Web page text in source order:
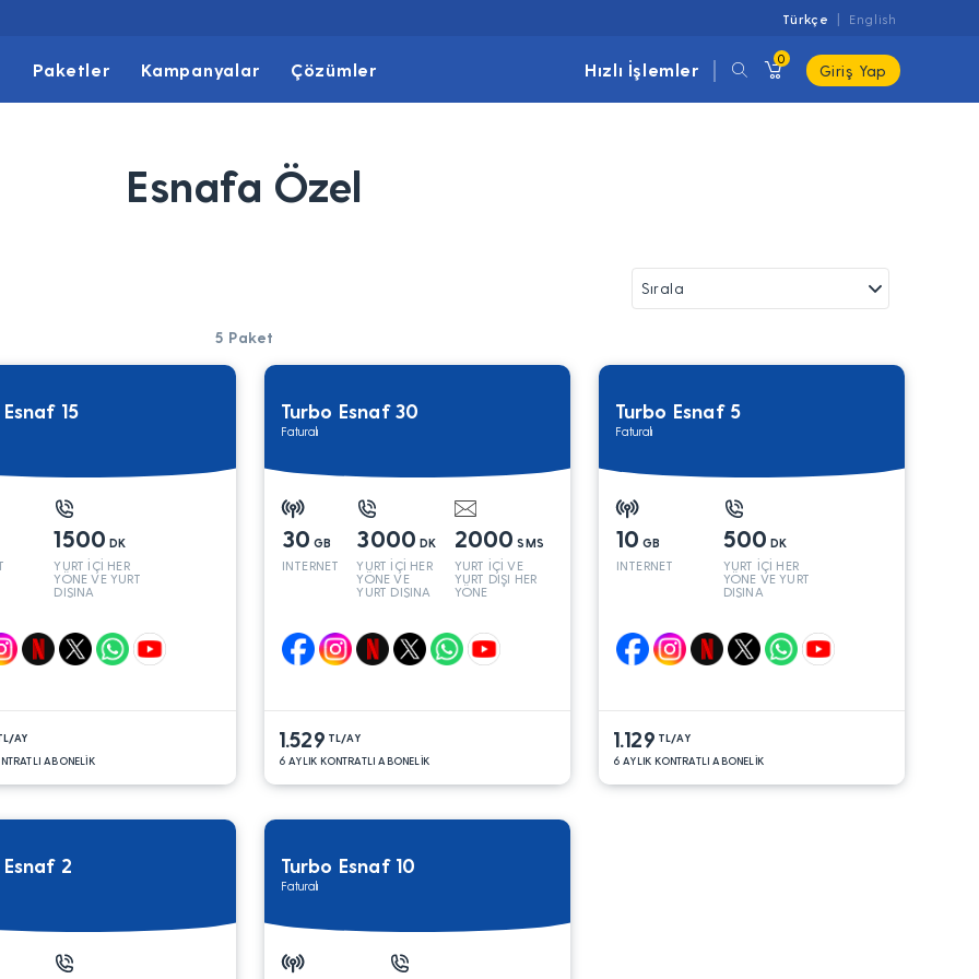
Türkçe English
Paketler Kampanyalar Çözümler Hızlı İşlemler
0
Giriş Yap
Esnafa Özel
5 Paket
15
1500 DK
YURT İÇİ HER
YÖNE VE YURT
DIŞINA
AY
ABONELİK
Turbo Esnaf 30
Faturalı
30 GB
INTERNET
3000 DK
YURT İÇİ HER
YÖNE VE
YURT DIŞINA
2000 SMS
YURT İÇİ VE
YURT DIŞI HER
YÖNE
1.529 TL/AY
6 AYLIK KONTRATLI ABONELİK
Turbo Esnaf 5
Faturalı
10 GB
INTERNET
500 DK
YURT İÇİ HER
YÖNE VE YURT
DIŞINA
1.129 TL/AY
6 AYLIK KONTRATLI ABONELİK
2 Turbo Esnaf 10
Faturalı